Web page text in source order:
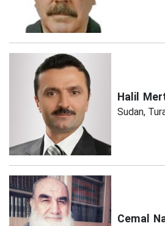
Halil
Sudan,
Cemal